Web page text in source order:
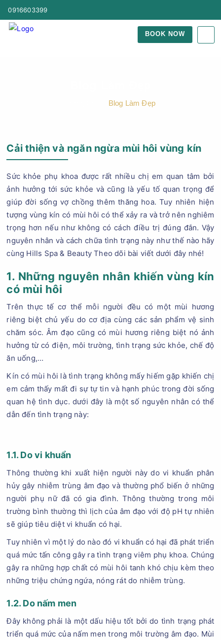
0916603399
BOOK NOW
Blog Làm Đẹp
Cải thiện và ngăn ngừa mùi hôi vùng kín
Sức khỏe phụ khoa được rất nhiều chị em quan tâm bởi
ảnh hưởng tới sức khỏe và cũng là yếu tố quan trọng để
giúp đời sống vợ chồng thêm thăng hoa. Tuy nhiên hiện
tượng vùng kín có mùi hôi có thể xảy ra và trở nên nghiêm
trọng hơn nếu như không có cách điều trị đúng đắn. Vậy
nguyên nhân và cách chữa tình trạng này như thế nào hãy
cùng Hills Spa & Beauty Theo dõi bài viết dưới đây nhé!
1. Những nguyên nhân khiến vùng kín
có mùi hôi
Trên thực tế cơ thể mỗi người đều có một mùi hương
riêng biệt chủ yếu do cơ địa cùng các sản phẩm vệ sinh
chăm sóc. Âm đạo cũng có mùi hương riêng biệt nó ảnh
hưởng từ có điện, môi trường, tình trạng sức khỏe, chế độ
ăn uống,…
Kín có mùi hôi là tình trạng không mấy hiếm gặp khiến chị
em cảm thấy mất đi sự tự tin và hạnh phúc trong đời sống
quan hệ tình dục. dưới đây là một số nguyên nhân có thể
dẫn đến tình trạng này:
1.1. Do vi khuẩn
Thông thường khi xuất hiện người này do vi khuẩn phân
hủy gây nhiễm trùng âm đạo và thường phổ biến ở những
người phụ nữ đã có gia đình. Thông thường trong môi
trường bình thường thì lịch của âm đạo với độ pH tự nhiên
sẽ giúp tiêu diệt vi khuẩn có hại.
Tuy nhiên vì một lý do nào đó vi khuẩn có hại đã phát triển
quá mức tấn công gây ra tình trạng viêm phụ khoa. Chúng
gây ra những hợp chất có mùi hôi tanh khó chịu kèm theo
những triệu chứng ngứa, nóng rát do nhiễm trùng.
1.2. Do nấm men
Đây không phải là một dấu hiệu tốt bởi do tình trạng phát
triển quá mức của nấm men trong môi trường âm đạo. Mùi